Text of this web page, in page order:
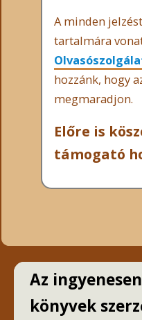
A minden
tartalmára
hozzánk, hogy
megmaradjon.
Előre is
támogató
Az
könyvek